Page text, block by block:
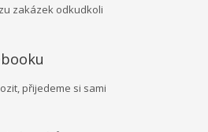
zakázek odkudkoli
přijedeme si sami